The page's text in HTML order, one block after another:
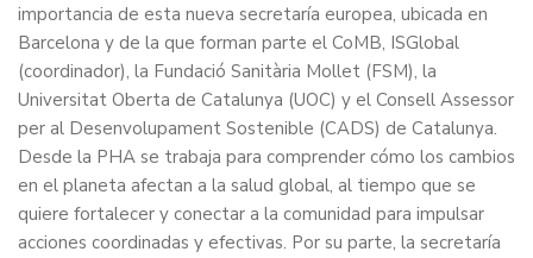
importancia de esta nueva secretaría europea, ubicada en
Barcelona y de la que forman parte el CoMB, ISGlobal
(coordinador), la Fundació Sanitària Mollet (FSM), la
Universitat Oberta de Catalunya (UOC) y el Consell Assessor
per al Desenvolupament Sostenible (CADS) de Catalunya.
Desde la PHA se trabaja para comprender cómo los cambios
en el planeta afectan a la salud global, al tiempo que se
quiere fortalecer y conectar a la comunidad para impulsar
acciones coordinadas y efectivas. Por su parte, la secretaría